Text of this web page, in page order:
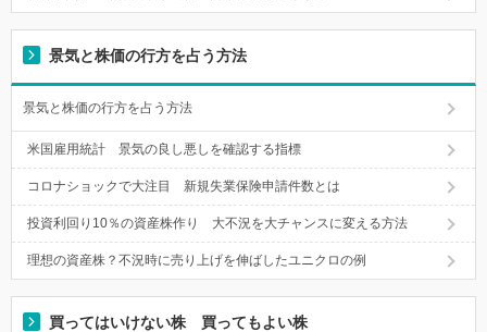
景気と株価の行方を占う方法
景気と株価の行方を占う方法
米国雇用統計 景気の良し悪しを確認する指標
コロナショックで大注目 新規失業保険申請件数とは
投資利回り10％の資産株作り 大不況を大チャンスに変える方法
理想の資産株？不況時に売り上げを伸ばしたユニクロの例
買ってはいけない株 買ってもよい株